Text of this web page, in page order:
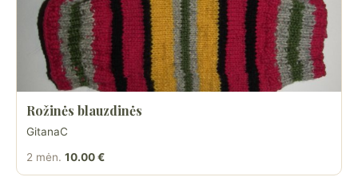
Rožinės blauzdinės
GitanaC
2 mėn. 10.00 €